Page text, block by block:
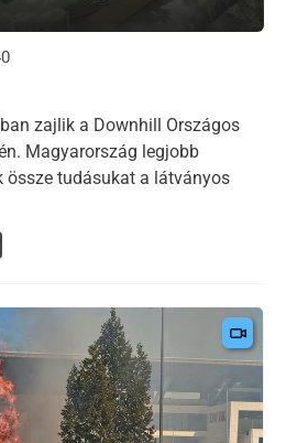
zajlik a Downhill Országos
Magyarország legjobb
össze tudásukat a látványos